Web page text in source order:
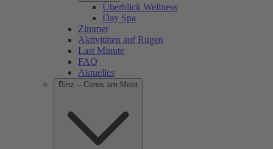
Überblick Wellness
Day Spa
Zimmer
Aktivitäten auf Rügen
Last Minute
FAQ
Aktuelles
Binz – Ceres am Meer